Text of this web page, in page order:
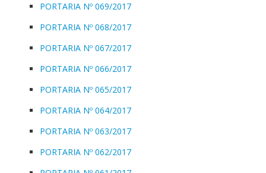
PORTARIA Nº 069/2017
PORTARIA Nº 068/2017
PORTARIA Nº 067/2017
PORTARIA Nº 066/2017
PORTARIA Nº 065/2017
PORTARIA Nº 064/2017
PORTARIA Nº 063/2017
PORTARIA Nº 062/2017